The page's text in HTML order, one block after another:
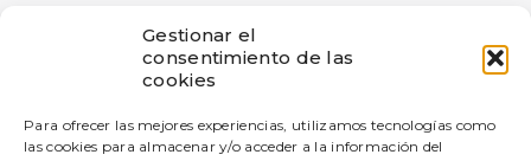
Gestionar el
consentimiento de las
cookies
Para ofrecer las mejores experiencias, utilizamos tecnologías como
las cookies para almacenar y/o acceder a la información del
El proyecto de innovación bigD Artificial
Intelligence Generated Content ha sido
subvencionado por Gobierno de Navarra al
amparo de la convocatoria de 2025 de ayudas a
—